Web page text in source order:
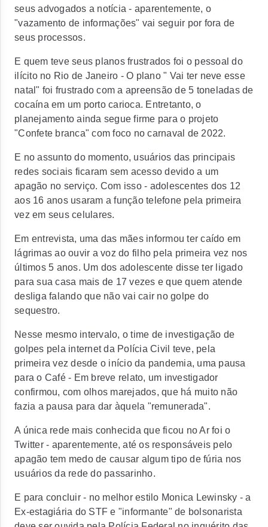
seus advogados a notícia - aparentemente, o
"vazamento de informações" vai seguir por fora de
seus processos.
E quem teve seus planos frustrados foi o pessoal do
ilícito no Rio de Janeiro - O plano " Vai ter neve esse
natal" foi frustrado com a apreensão de 5 toneladas de
cocaína em um porto carioca. Entretanto, o
planejamento ainda segue firme para o projeto
"Confete branca" com foco no carnaval de 2022.
E no assunto do momento, usuários das principais
redes sociais ficaram sem acesso devido a um
apagão no serviço. Com isso - adolescentes dos 12
aos 16 anos usaram a função telefone pela primeira
vez em seus celulares.
Em entrevista, uma das mães informou ter caído em
lágrimas ao ouvir a voz do filho pela primeira vez nos
últimos 5 anos. Um dos adolescente disse ter ligado
para sua casa mais de 17 vezes e que quem atende
desliga falando que não vai cair no golpe do
sequestro.
Nesse mesmo intervalo, o time de investigação de
golpes pela internet da Polícia Civil teve, pela
primeira vez desde o início da pandemia, uma pausa
para o Café - Em breve relato, um investigador
confirmou, com olhos marejados, que há muito não
fazia a pausa para dar àquela "remunerada".
A única rede mais conhecida que ficou no Ar foi o
Twitter - aparentemente, até os responsáveis pelo
apagão tem medo de causar algum tipo de fúria nos
usuários da rede do passarinho.
E para concluir - no melhor estilo Monica Lewinsky - a
Ex-estagiária do STF e "informante" de bolsonarista